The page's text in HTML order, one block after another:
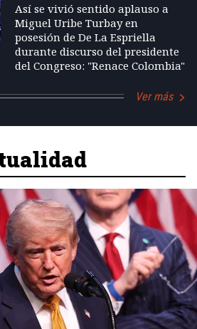
Así se vivió sentido aplauso a
Miguel Uribe Turbay en
posesión de De La Espriella
durante discurso del presidente
del Congreso: "Renace Colombia"
Ver más